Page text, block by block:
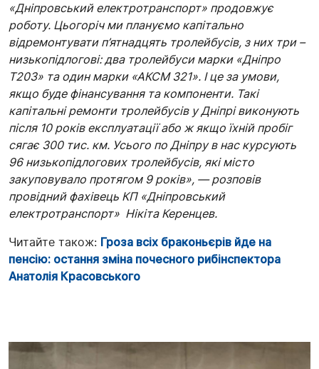
«Дніпровський електротранспорт» продовжує
роботу. Цьогоріч ми плануємо капітально
відремонтувати п’ятнадцять тролейбусів, з них три –
низькопідлогові: два тролейбуси марки «Дніпро
Т203» та один марки «АКСМ 321». І це за умови,
якщо буде фінансування та компоненти. Такі
капітальні ремонти тролейбусів у Дніпрі виконують
після 10 років експлуатації або ж якщо їхній пробіг
сягає 300 тис. км. Усього по Дніпру в нас курсують
96 низькопідлогових тролейбусів, які місто
закуповувало протягом 9 років», — розповів
провідний фахівець КП «Дніпровський
електротранспорт» Нікіта Керенцев.
Читайте також: Гроза всіх браконьєрів йде на
пенсію: остання зміна почесного рибінспектора
Анатолія Красовського